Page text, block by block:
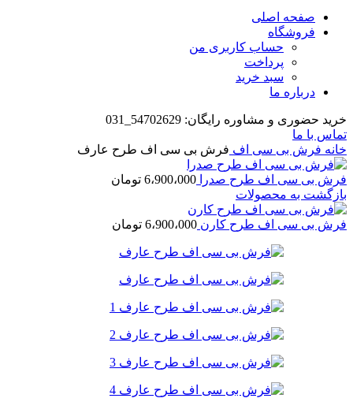
صفحه اصلی
فروشگاه
حساب کاربری من
پرداخت
سبد خرید
درباره ما
خرید حضوری و مشاوره رایگان: 54702629_031
تماس با ما
خانه فرش بی سی اف فرش بی سی اف طرح عارف
فرش بی سی اف طرح صدرا 6،900،000 تومان
بازگشت به محصولات
فرش بی سی اف طرح کارن 6،900،000 تومان